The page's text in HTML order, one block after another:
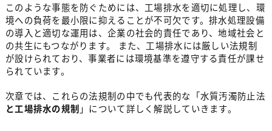
このような事態を防ぐためには、工場排水を適切に処理し、環
境への負荷を最小限に抑えることが不可欠です。排水処理設備
の導入と適切な運用は、企業の社会的責任であり、地域社会と
の共生にもつながります。 また、工場排水には厳しい法規制
が設けられており、事業者には環境基準を遵守する責任が課せ
られています。
次章では、これらの法規制の中でも代表的な「水質汚濁防止法
と工場排水の規制 」について詳しく解説していきます。